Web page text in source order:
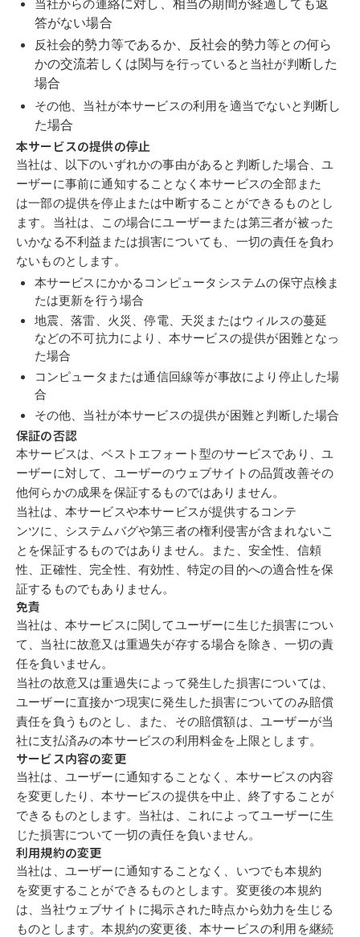
答がない場合
反社会的勢力等であるか、反社会的勢力等との何ら
かの交流若しくは関与を行っていると当社が判断した
場合
その他、当社が本サービスの利用を適当でないと判断し
た場合
本サービスの提供の停止
当社は、以下のいずれかの事由があると判断した場合、ユ
ーザーに事前に通知することなく本サービスの全部 また
は一部の提供を停 止または中断することができ るものとし
ます。当社は、この場合にユーザーまたは第三者が被った
いかなる不利益または損害についても、 一切の責任を負わ
ないものとします。
本サービスにかかるコン ピュ ータ システムの保守点検 ま
たは更新を行う場合
地震、落雷、 火災 、停電、 天災 またはウ ィ ルスの蔓延
などの不可抗力によ り、本サービスの提供が困難となっ
た場合
コンピュー タ または通信回線等が事故により 停止した場
合
その他、当社が本サービスの提供が困難と判断した場合
保証の否認
本サービスは、ベストエフ ォ ート型のサービスであり、ユ
ーザーに対して、ユーザーのウェブサイトの品質改善その
他何らかの成果を保証するものではありません。
当社は、本サービスや本サービスが提供するコンテ
ンツに、システムバグや第三者の権利侵害が含まれないこ
とを保証するものではありません。また、 安全性
信頼
性 、正確性 完全性 、有効性 、特定の目 的への適合性を保
証するものでもあ りません。
免責
当社は、本サービスに関してユーザーに生じた損害につい
て、当社に故意又は重過失が存する場合を除き、一切の責
任を負いません。
当社の故意又は重過失によって発生 した損害については、
ユーザーに直接かつ現実に発生 した損害についてのみ賠償
責任を負うものとし、また、その賠償額は、ユーザーが当
社に支払済みの本サービスの利用料金を上限とします。
サービス内容の変更
当社は、ユーザーに通知することなく、本サービスの内容
を変更 したり、本サービスの提供を中 止、 終了することが
できるものとします。当社は、これによってユーザーに生
じた損害について一切の責任を負いません。
利用規約の変更
当社は、ユーザーに通知することなく、いつでも本規約
を変更することができる ものとします。 変更後の本規約
は、当社ウェブサイトに掲示された時点から効力 を生じ る
ものとします。本規約の変更後、本サービスの利用を継続